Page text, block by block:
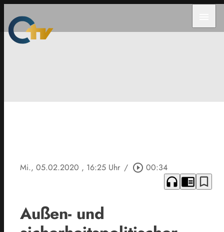
Mi., 05.02.2020 , 16:25 Uhr / play_circle_outline 00:34
headphones chrome_reader_mode bookmark_border
Außen- und